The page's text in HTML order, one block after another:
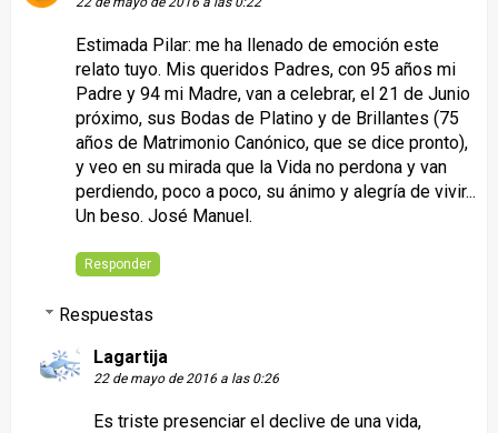
Estimada Pilar: me ha llenado de emoción este
relato tuyo. Mis queridos Padres, con 95 años mi
Padre y 94 mi Madre, van a celebrar, el 21 de Junio
próximo, sus Bodas de Platino y de Brillantes (75
años de Matrimonio Canónico, que se dice pronto),
y veo en su mirada que la Vida no perdona y van
perdiendo, poco a poco, su ánimo y alegría de vivir...
Un beso. José Manuel.
Responder
Respuestas
Lagartija
22 de mayo de 2016 a las 0:26
Es triste presenciar el declive de una vida,